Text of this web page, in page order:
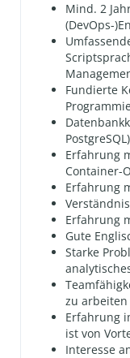
Mind. 2
(DevOps-
Fundierte
PostgreSQL)
Erfahrung
Container-
Erfahrung
Erfahrung
Gute
Starke
zu arbeiten
Erfahrung
ist von
Interesse